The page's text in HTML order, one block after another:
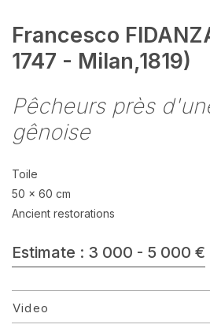
Francesco
1747 - Milan,1819)
Pêcheurs près
gênoise
Toile
50 x 60 cm
Ancient restorations
Estimate : 3 000 - 5 000 €
Video